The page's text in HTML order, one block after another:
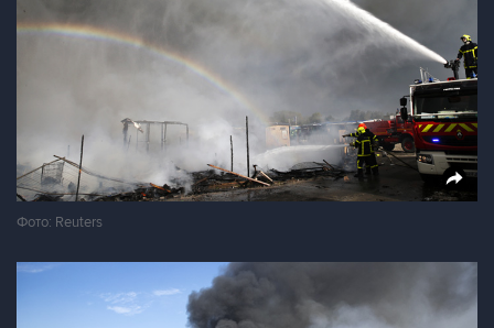
Фото: Reuters